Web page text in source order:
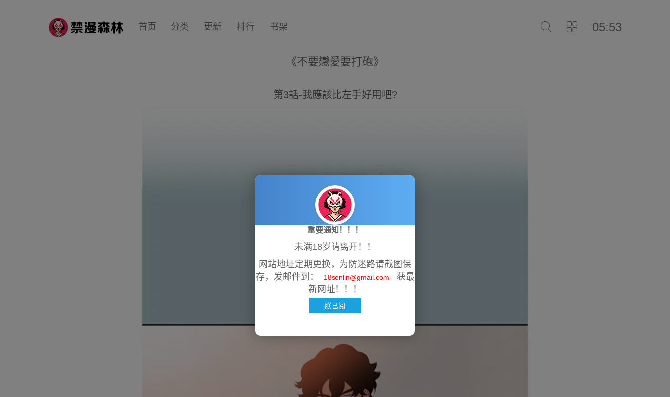
05:53
首页 分类 更新 排行 书架
《不要戀愛要打砲》
第3話-我應該比左手好用吧?
重要通知！！！
未满18岁请离开！！
网站地址定期更换，为防迷路请截图保
存，发邮件到：
18senlin@gmail.com
获最
新网址！！！
朕已阅